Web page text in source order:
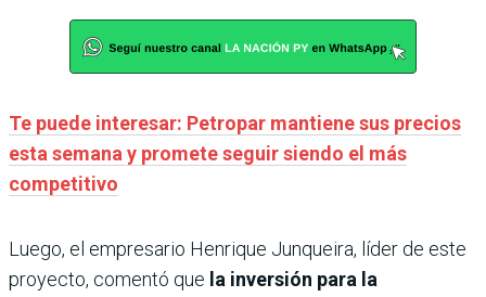
Te puede interesar: Petropar mantiene sus precios
esta semana y promete seguir siendo el más
competitivo
Luego, el empresario Henrique Junqueira, líder de este
proyecto, comentó que la inversión para la